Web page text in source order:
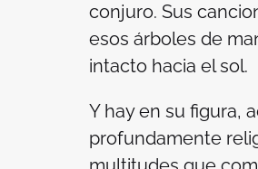
conjuro. Sus
esos árboles de
intacto hacia el sol.
Y hay en su figura,
profundamente